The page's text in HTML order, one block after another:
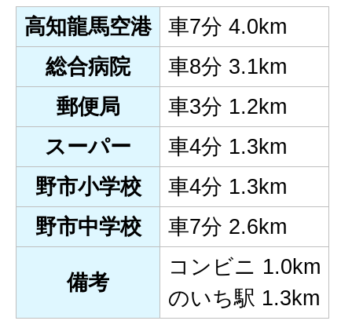
高知龍馬空港
車7分 4.0km
総合病院
車8分 3.1km
郵便局
車3分 1.2km
スーパー
車4分 1.3km
野市小学校
車4分 1.3km
野市中学校
車7分 2.6km
備考
コンビニ 1.0km
のいち駅 1.3km